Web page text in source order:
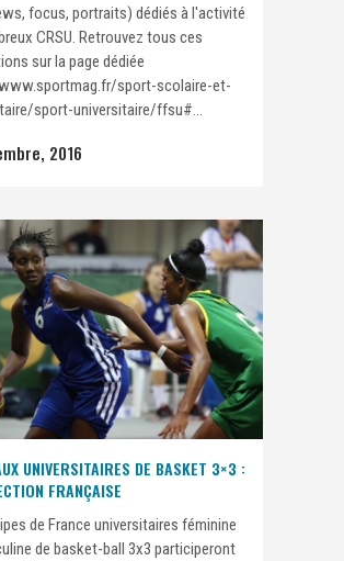
focus, portraits) dédiés à l'activité
CRSU. Retrouvez tous ces
sur la page dédiée
sport-scolaire-et-
sport-universitaire/ffsu#...
2016
UNIVERSITAIRES DE BASKET 3×3 :
FRANÇAISE
de France universitaires féminine
de basket-ball 3x3 participeront